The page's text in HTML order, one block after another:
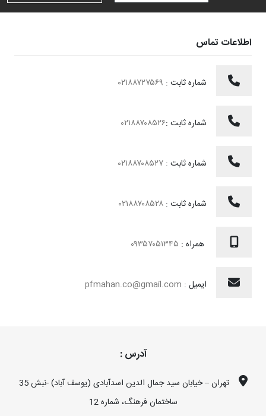
اطلاعات تماس
شماره ثابت :
شماره ثابت :۰۲۱۸۸۷۰۸۵۲۶
شماره ثابت :
شماره ثابت :
همراه :
ایمیل : pfmahan.co@gmail.com
آدرس :
تهران – خیابان سید جمال الدین اسدآبادی (یوسف آباد) -نبش 35
ساختمان فرهنگ، شماره 12